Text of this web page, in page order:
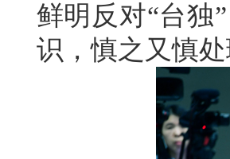
鲜明反对“台独
识，慎之又慎